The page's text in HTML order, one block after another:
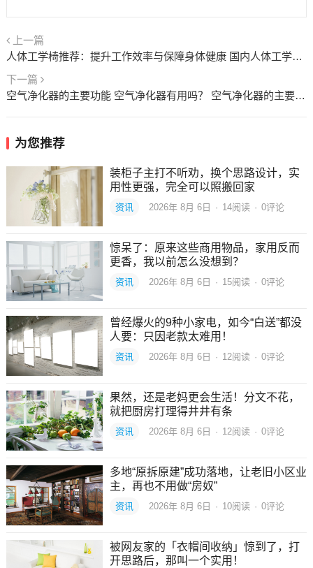
上一篇
人体工学椅推荐：提升工作效率与保障身体健康 国内人体工学椅推荐
下一篇
空气净化器的主要功能 空气净化器有用吗？ 空气净化器的主要功能是什么
为您推荐
装柜子主打不听劝，换个思路设计，实
用性更强，完全可以照搬回家
资讯 2026年 8月 6日 · 14阅读 · 0评论
惊呆了：原来这些商用物品，家用反而
更香，我以前怎么没想到？
资讯 2026年 8月 6日 · 15阅读 · 0评论
曾经爆火的9种小家电，如今“白送”都没
人要：只因老款太难用！
资讯 2026年 8月 6日 · 12阅读 · 0评论
果然，还是老妈更会生活！分文不花，
就把厨房打理得井井有条
资讯 2026年 8月 6日 · 12阅读 · 0评论
多地“原拆原建”成功落地，让老旧小区业
主，再也不用做“房奴”
资讯 2026年 8月 6日 · 10阅读 · 0评论
被网友家的「衣帽间收纳」惊到了，打
开思路后，那叫一个实用！